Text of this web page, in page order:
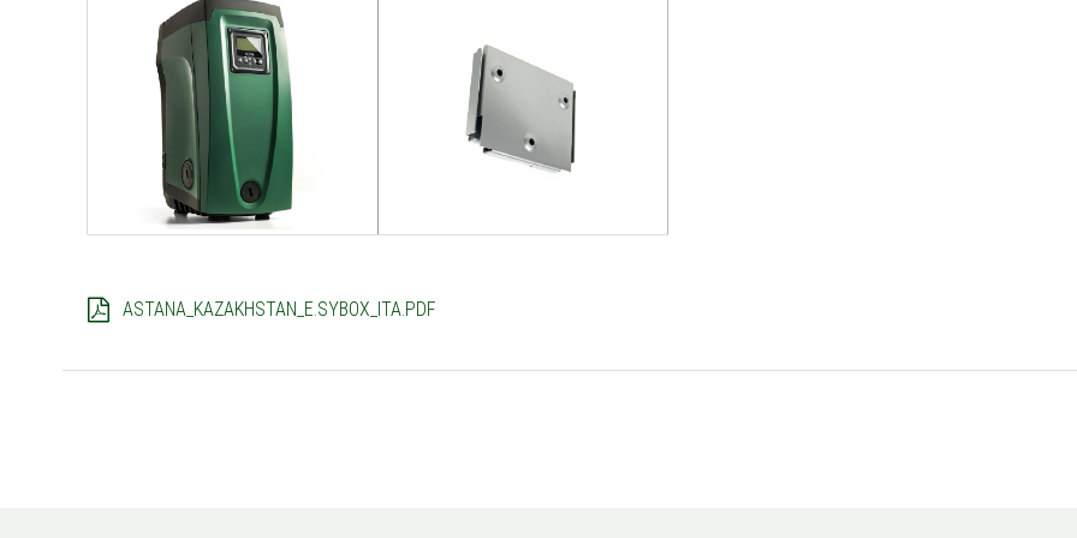
ASTANA_KAZAKHSTAN_E.SYBOX_ITA.PDF